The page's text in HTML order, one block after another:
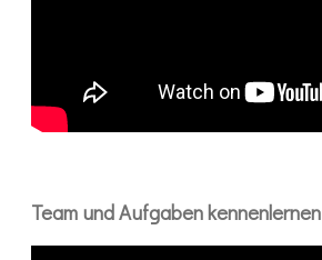
Team und Aufgaben kennenlernen